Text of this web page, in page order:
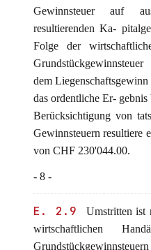
Gewinnsteuer auf aus
resultierenden Ka-
Folge der
dem
das ordentliche Er-
Berücksichtigung von
Gewinnsteuern resultiere
von CHF 230'044.00.
- 8 -
E. 2.9
Umstritten ist
wirtschaftlichen